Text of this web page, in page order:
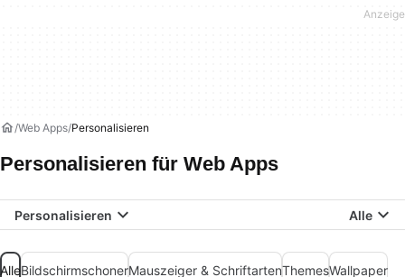
Web Apps Personalisieren
Personalisieren für Web Apps
Personalisieren Alle
AlleBildschirmschonerMauszeiger & SchriftartenThemesWallpaper